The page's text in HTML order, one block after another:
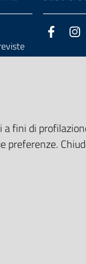
CE
fini di
preferenze.